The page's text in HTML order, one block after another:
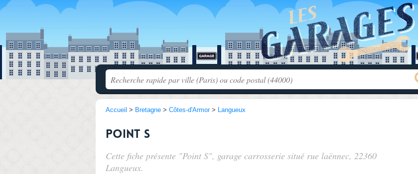
Accueil > Bretagne > Côtes-d'Armor> Langueux
Point S
Cette fiche présente "Point S", garage carrosserie situé rue laënnec, 22360
Langueux.